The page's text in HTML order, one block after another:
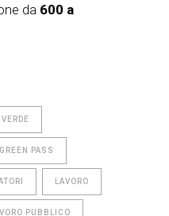
da 600 a
PASS
LAVORO
PUBBLICO